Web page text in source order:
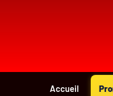
Accueil